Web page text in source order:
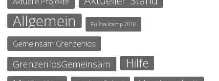
Allgemein Fußballcamp 2018
Gemeinsam Grenzenlos
GrenzenlosGemeinsam Hilfe